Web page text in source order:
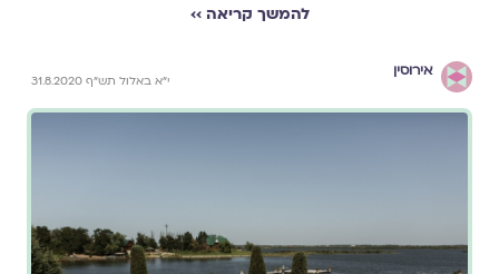
להמשך קריאה ››
אירוסין
י"א באלול תש"ף 31.8.2020